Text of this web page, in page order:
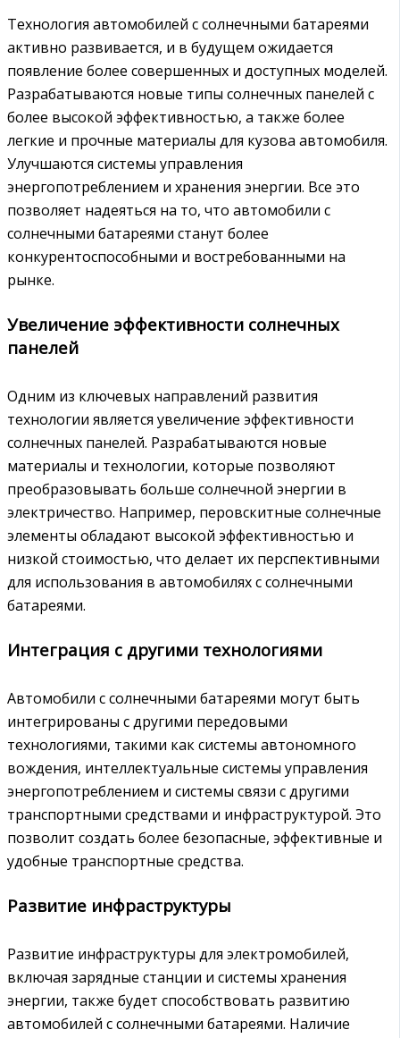
Технология автомобилей с солнечными батареями
активно развивается, и в будущем ожидается
появление более совершенных и доступных моделей.
Разрабатываются новые типы солнечных панелей с
более высокой эффективностью, а также более
легкие и прочные материалы для кузова автомобиля.
Улучшаются системы управления
энергопотреблением и хранения энергии. Все это
позволяет надеяться на то, что автомобили с
солнечными батареями станут более
конкурентоспособными и востребованными на
рынке.
Увеличение эффективности солнечных
панелей
Одним из ключевых направлений развития
технологии является увеличение эффективности
солнечных панелей. Разрабатываются новые
материалы и технологии, которые позволяют
преобразовывать больше солнечной энергии в
электричество. Например, перовскитные солнечные
элементы обладают высокой эффективностью и
низкой стоимостью, что делает их перспективными
для использования в автомобилях с солнечными
батареями.
Интеграция с другими технологиями
Автомобили с солнечными батареями могут быть
интегрированы с другими передовыми
технологиями, такими как системы автономного
вождения, интеллектуальные системы управления
энергопотреблением и системы связи с другими
транспортными средствами и инфраструктурой. Это
позволит создать более безопасные, эффективные и
удобные транспортные средства.
Развитие инфраструктуры
Развитие инфраструктуры для электромобилей,
включая зарядные станции и системы хранения
энергии, также будет способствовать развитию
автомобилей с солнечными батареями. Наличие